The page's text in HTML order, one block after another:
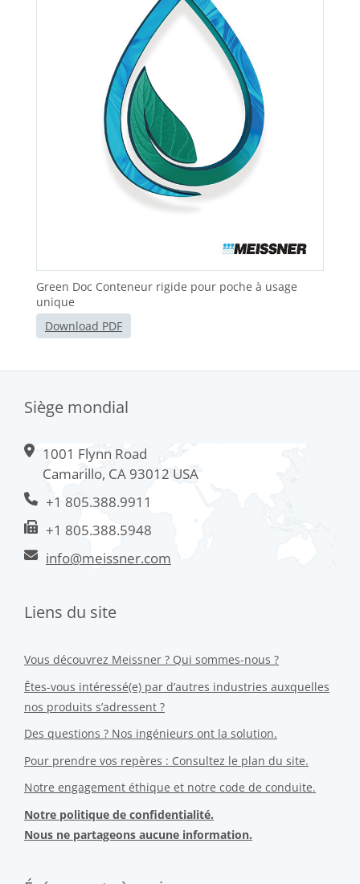
Green Doc Conteneur rigide pour poche à usage
unique
Download PDF
Siège mondial
1001 Flynn Road
Camarillo, CA 93012 USA
+1 805.388.9911
+1 805.388.5948
info@meissner.com
Liens du site
Vous découvrez Meissner ? Qui sommes-nous ?
Êtes-vous intéressé(e) par d’autres industries auxquelles
nos produits s’adressent ?
Des questions ? Nos ingénieurs ont la solution.
Pour prendre vos repères : Consultez le plan du site.
Notre engagement éthique et notre code de conduite.
Notre politique de confidentialité.
Nous ne partageons aucune information.